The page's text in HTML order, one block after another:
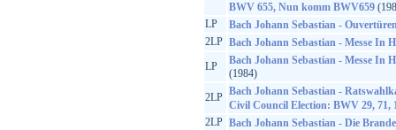
BWV 655, Nun komm BWV659
LP
Bach Johann Sebastian -
2LP Bach Johann Sebastian - Messe In
LP
Bach Johann Sebastian - Messe In
(1984)
2LP Bach Johann Sebastian -
Civil Council Election: BWV 29, 71,
2LP Bach Johann Sebastian - Die